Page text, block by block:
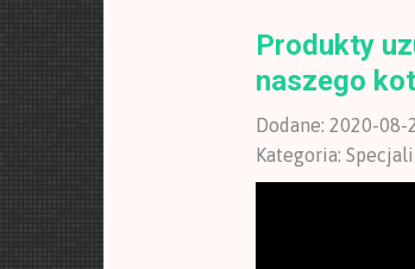
Produkty
naszego
Dodane: 2020-08-
Kategoria: